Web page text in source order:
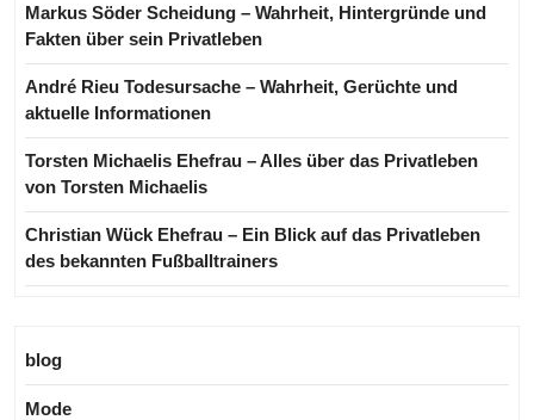
Markus Söder Scheidung – Wahrheit, Hintergründe und
Fakten über sein Privatleben
André Rieu Todesursache – Wahrheit, Gerüchte und
aktuelle Informationen
Torsten Michaelis Ehefrau – Alles über das Privatleben
von Torsten Michaelis
Christian Wück Ehefrau – Ein Blick auf das Privatleben
des bekannten Fußballtrainers
blog
Mode